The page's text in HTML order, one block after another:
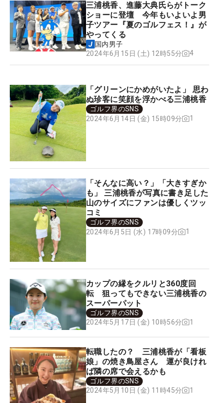
三浦桃香、進藤大典氏らがトーク
ショーに登壇 今年もいよいよ男
子ツアー『夏のゴルフェス！』が
やってくる
国内男子
2024年6月15日 (土) 12時55分
4
「グリーンにかめがいたよ」 思わ
ぬ珍客に笑顔を浮かべる三浦桃香
ゴルフ界のSNS
2024年6月14日 (金) 15時09分
1
「そんなに高い？」「大きすぎか
も」 三浦桃香が写真に書き足した
山のサイズにファンは優しくツッ
コミ
ゴルフ界のSNS
2024年6月5日 (水) 17時09分
1
カップの縁をクルリと360度回
転 狙ってもできない三浦桃香の
スーパーパット
ゴルフ界のSNS
2024年5月17日 (金) 10時56分
1
転職したの？ 三浦桃香が「看板
娘」の焼き鳥屋さん 運が良けれ
ば隣の席で会えるかも
ゴルフ界のSNS
2024年5月10日 (金) 11時45分
1